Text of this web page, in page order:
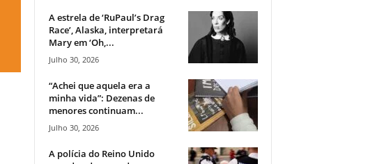
A estrela de ‘RuPaul’s Drag
Race’, Alaska, interpretará
Mary em ‘Oh,...
Julho 30, 2026
“Achei que aquela era a
minha vida”: Dezenas de
menores continuam...
Julho 30, 2026
A polícia do Reino Unido